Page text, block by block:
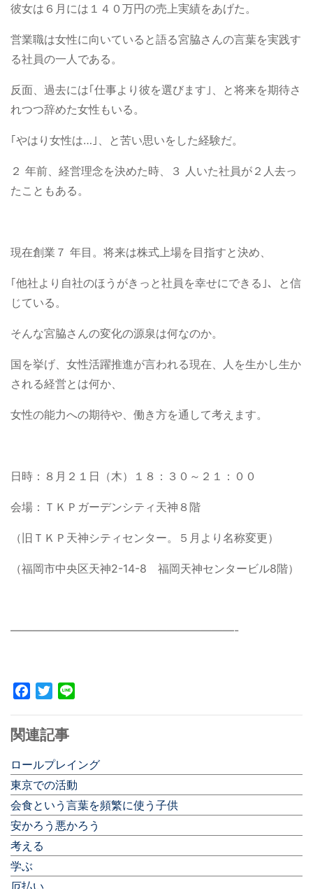
彼女は６月には１４０万円の売上実績をあげた。
営業職は女性に向いていると語る宮脇さんの言葉を実践す
る社員の一人である。
反面、過去には｢仕事より彼を選びます｣、と将来を期待さ
れつつ辞めた女性もいる。
｢やはり女性は…｣、と苦い思いをした経験だ。
２ 年前、経営理念を決めた時、３ 人いた社員が２人去っ
たこともある。
現在創業７ 年目。将来は株式上場を目指すと決め、
｢他社より自社のほうがきっと社員を幸せにできる｣、と信
じている。
そんな宮脇さんの変化の源泉は何なのか。
国を挙げ、女性活躍推進が言われる現在、人を生かし生か
される経営とは何か、
女性の能力への期待や、働き方を通して考えます。
日時：８月２１日（木）１８：３０～２１：００
会場：ＴＫＰガーデンシティ天神８階
（旧ＴＫＰ天神シティセンター。５月より名称変更）
（福岡市中央区天神2-14-8 福岡天神センタービル8階）
————————————————————-
Facebook
Twitter
関連記事
ロールプレイング
東京での活動
会食という言葉を頻繁に使う子供
安かろう悪かろう
考える
学ぶ
厄払い